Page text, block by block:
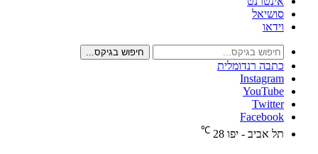
סושיאל
וידאו
חיפוש בגיקס...
כתבה רנדומלית
Instagram
YouTube
Twitter
Facebook
תל אביב - יפו 28
℃